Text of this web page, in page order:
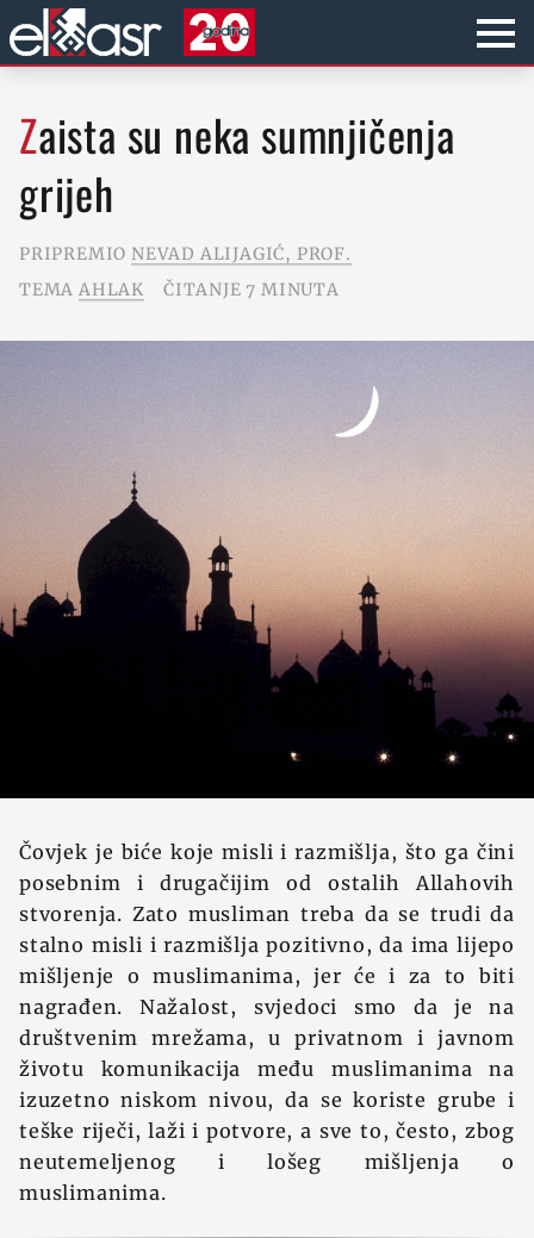
Zaista su neka sumnjičenja
grijeh
PRIPREMIO NEVAD ALIJAGIĆ, PROF.
TEMA AHLAK ČITANJE 7 MINUTA
Čovjek je biće koje misli i razmišlja, što ga čini
posebnim i drugačijim od ostalih Allahovih
stvorenja. Zato musliman treba da se trudi da
stalno misli i razmišlja pozitivno, da ima lijepo
mišljenje o muslimanima, jer će i za to biti
nagrađen. Nažalost, svjedoci smo da je na
društvenim mrežama, u privatnom i javnom
životu komunikacija među muslimanima na
izuzetno niskom nivou, da se koriste grube i
teške riječi, laži i potvore, a sve to, često, zbog
neutemeljenog i lošeg mišljenja o
muslimanima.